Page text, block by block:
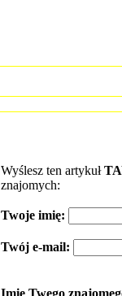
Wyślesz ten artykuł
znajomych:
Twoje imię:
Twój e-mail:
Imię Twego